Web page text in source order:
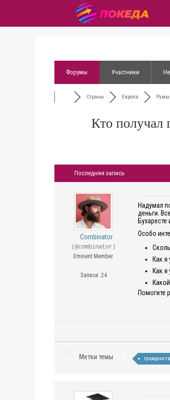
Форумы Участники
Страны Европа
Кто получал
Последняя запись
Combinator
(@combinator)
Eminent Member
Записи: 24
Надумал
деньги.
Особо
Как
Как я
Помогите
Метки темы